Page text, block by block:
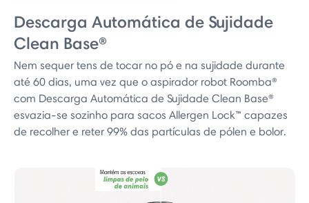
Descarga Automática de Sujidade
Clean Base®
Nem sequer tens de tocar no pó e na sujidade durante
até 60 dias, uma vez que o aspirador robot Roomba®
com Descarga Automática de Sujidade Clean Base®
esvazia-se sozinho para sacos Allergen Lock™ capazes
de recolher e reter 99% das partículas de pólen e bolor.